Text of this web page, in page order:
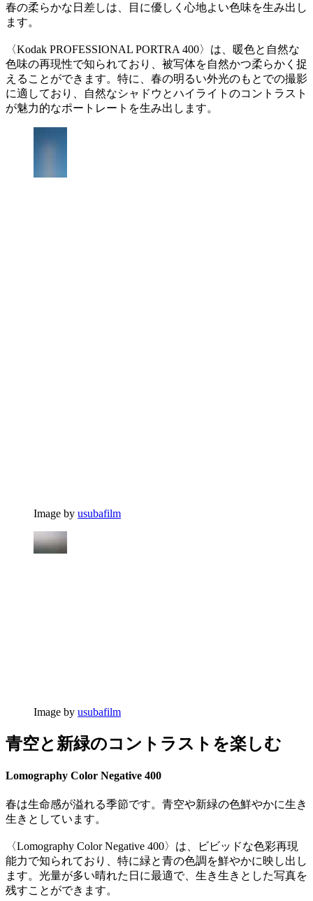
春の柔らかな日差しは、目に優しく心地よい色味を生み出し
ます。
〈Kodak PROFESSIONAL PORTRA 400〉は、暖色と自然な
色味の再現性で知られており、被写体を自然かつ柔らかく捉
えることができます。特に、春の明るい外光のもとでの撮影
に適しており、自然なシャドウとハイライトのコントラスト
が魅力的なポートレートを生み出します。
Image by usubafilm
Image by usubafilm
青空と新緑のコントラストを楽しむ
Lomography Color Negative 400
春は生命感が溢れる季節です。青空や新緑の色鮮やかに生き
生きとしています。
〈Lomography Color Negative 400〉は、ビビッドな色彩再現
能力で知られており、特に緑と青の色調を鮮やかに映し出し
ます。光量が多い晴れた日に最適で、生き生きとした写真を
残すことができます。